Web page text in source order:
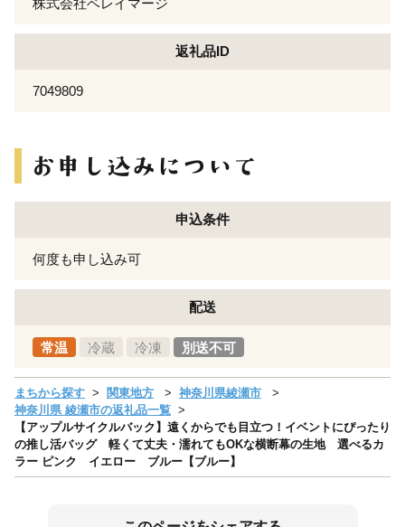
返礼品ID
7049809
申込条件
何度も申し込み可
配送
常温 冷蔵 冷凍 別送不可
まちから探す 関東地方
神奈川県綾瀬市
神奈川県 綾瀬市の返礼品一覧
【アップルサイクルバック】遠くからでも目立つ！イベントにぴったり
の推し活バッグ 軽くて丈夫・濡れてもOKな横断幕の生地 選べるカ
ラー ピンク イエロー ブルー【ブルー】